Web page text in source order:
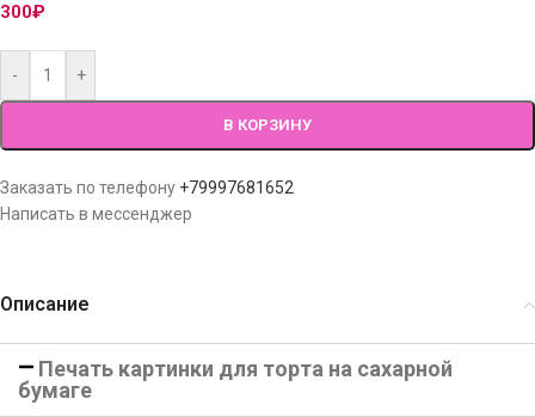
300₽
- +
В КОРЗИНУ
Заказать по телефону +79997681652
Написать в мессенджер
Описание
Печать картинки для торта на сахарной
бумаге